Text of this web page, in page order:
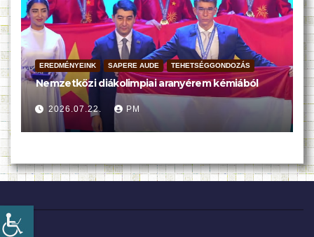
EREDMÉNYEINK SAPERE AUDE TEHETSÉGGONDOZÁS
Nemzetközi diákolimpiai aranyérem kémiából
2026.07.22. PM